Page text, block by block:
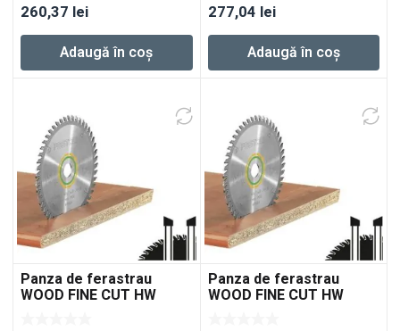
260,37 lei
Adaugă în coș
277,04 lei
Adaugă în coș
Panza de ferastrau
WOOD FINE CUT HW
Panza de ferastrau
WOOD FINE CUT HW